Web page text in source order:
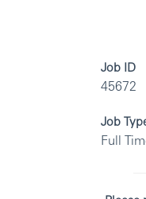
Job ID
45672
Job
Full